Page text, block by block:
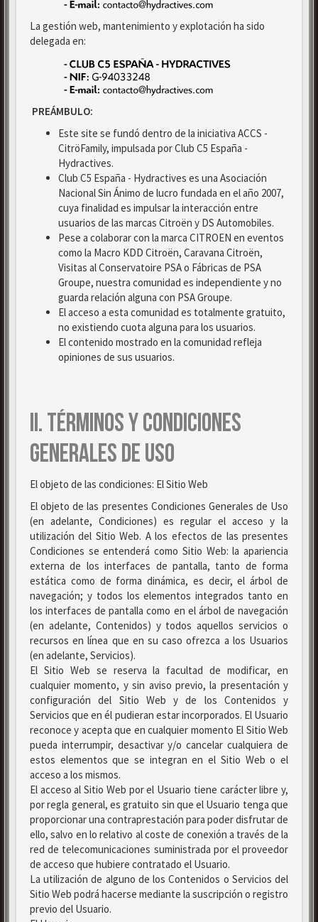
La gestión web, mantenimiento y explotación ha sido
delegada en:
PREÁMBULO:
Este site se fundó dentro de la iniciativa ACCS -
CitröFamily, impulsada por Club C5 España -
Hydractives.
Club C5 España - Hydractives es una Asociación
Nacional Sin Ánimo de lucro fundada en el año 2007,
cuya finalidad es impulsar la interacción entre
usuarios de las marcas Citroën y DS Automobiles.
Pese a colaborar con la marca CITROEN en eventos
como la Macro KDD Citroën, Caravana Citroën,
Visitas al Conservatoire PSA o Fábricas de PSA
Groupe, nuestra comunidad es independiente y no
guarda relación alguna con PSA Groupe.
El acceso a esta comunidad es totalmente gratuito,
no existiendo cuota alguna para los usuarios.
El contenido mostrado en la comunidad refleja
opiniones de sus usuarios.
II. TÉRMINOS Y CONDICIONES
GENERALES DE USO
El objeto de las condiciones: El Sitio Web
El objeto de las presentes Condiciones Generales de Uso
(en adelante, Condiciones) es regular el acceso y la
utilización del Sitio Web. A los efectos de las presentes
Condiciones se entenderá como Sitio Web: la apariencia
externa de los interfaces de pantalla, tanto de forma
estática como de forma dinámica, es decir, el árbol de
navegación; y todos los elementos integrados tanto en
los interfaces de pantalla como en el árbol de navegación
(en adelante, Contenidos) y todos aquellos servicios o
recursos en línea que en su caso ofrezca a los Usuarios
(en adelante, Servicios).
El Sitio Web se reserva la facultad de modificar, en
cualquier momento, y sin aviso previo, la presentación y
configuración del Sitio Web y de los Contenidos y
Servicios que en él pudieran estar incorporados. El Usuario
reconoce y acepta que en cualquier momento El Sitio Web
pueda interrumpir, desactivar y/o cancelar cualquiera de
estos elementos que se integran en el Sitio Web o el
acceso a los mismos.
El acceso al Sitio Web por el Usuario tiene carácter libre y,
por regla general, es gratuito sin que el Usuario tenga que
proporcionar una contraprestación para poder disfrutar de
ello, salvo en lo relativo al coste de conexión a través de la
red de telecomunicaciones suministrada por el proveedor
de acceso que hubiere contratado el Usuario.
La utilización de alguno de los Contenidos o Servicios del
Sitio Web podrá hacerse mediante la suscripción o registro
previo del Usuario.